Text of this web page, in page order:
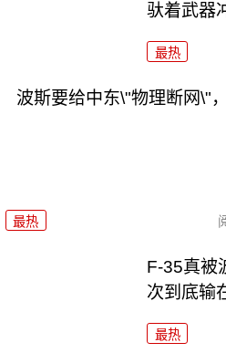
驮着武器
最热
波斯要给中东\"物理断网\"
最热
F-35真被
次到底输
最热